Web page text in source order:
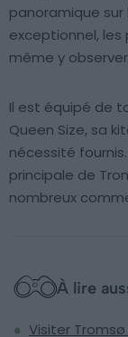
panoramique
exceptionnel, les
même y
Il est équipé de
Queen Size, sa
nécessité
principale de
nombreux
À lire
Visiter